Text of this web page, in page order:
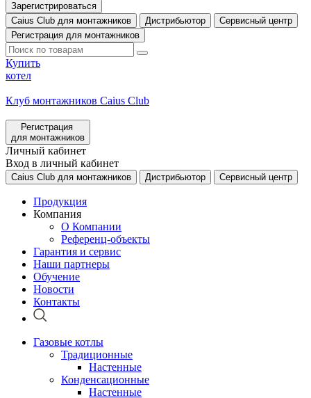
Зарегистрироваться
Caius Club для монтажников
Дистрибьютор
Сервисный центр
Регистрация для монтажников
Купить
котел
Клуб монтажников Caius Club
Регистрация
для монтажников
Личный кабинет
Вход в личный кабинет
Caius Club для монтажников Дистрибьютор Сервисный центр
Продукция
Компания
О Компании
Референц-объекты
Гарантия и сервис
Наши партнеры
Обучение
Новости
Контакты
Газовые котлы
Традиционные
Настенные
Конденсационные
Настенные